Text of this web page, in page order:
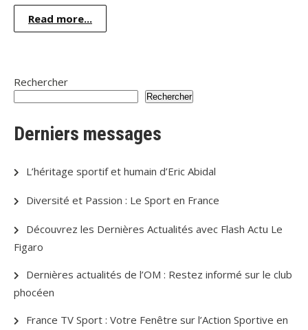
Read more...
Rechercher
Rechercher
Derniers messages
L’héritage sportif et humain d’Eric Abidal
Diversité et Passion : Le Sport en France
Découvrez les Dernières Actualités avec Flash Actu Le
Figaro
Dernières actualités de l’OM : Restez informé sur le club
phocéen
France TV Sport : Votre Fenêtre sur l’Action Sportive en